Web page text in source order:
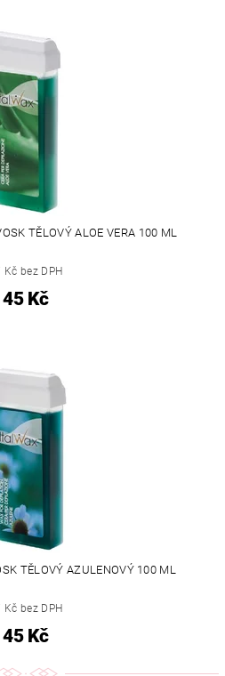
TĚLOVÝ ALOE VERA 100 ML
Kč bez DPH
45 Kč
TĚLOVÝ AZULENOVÝ 100 ML
Kč bez DPH
45 Kč